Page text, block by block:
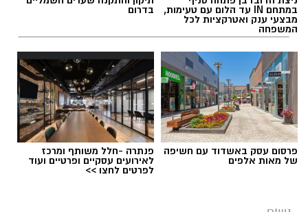
במתחם IN עד הלום עם טעימות,
מבצעי ענק ואטרקציות לכל
המשפחה
בדרום
פרסום עסק באשדוד עם חשיפה
של מאות אלפים
פנתרה -חלל משותף ומרכז
לאירועים עסקיים ופרטיים ועוד
לפרטים לחצו >>